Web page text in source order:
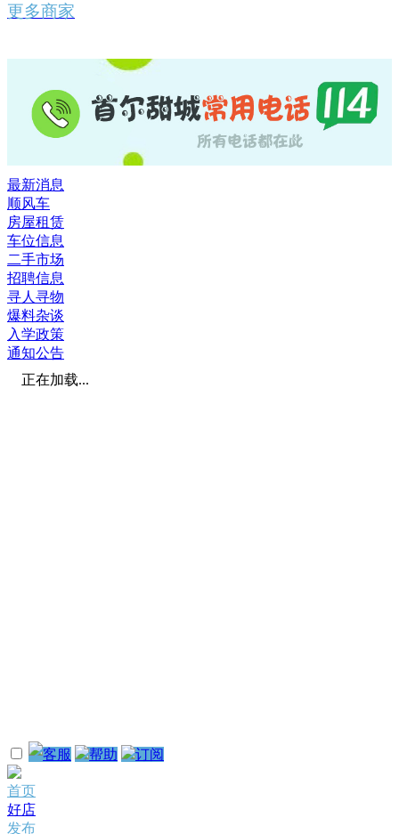
更多商家
最新消息
顺风车
房屋租赁
车位信息
二手市场
招聘信息
寻人寻物
爆料杂谈
入学政策
通知公告
正在加载...
客服 帮助 订阅
首页
好店
发布